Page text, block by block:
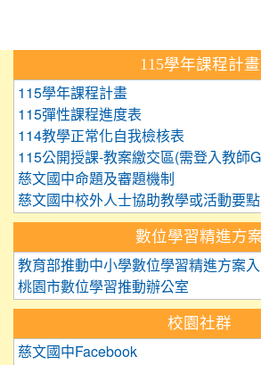
115學年課程計畫
115學年課程計畫
115彈性課程進度表
114教學正常化自我檢核表
115公開授課-教案繳交區(需登入教師
慈文國中命題及審題機制
慈文國中校外人士協助教學或活動要點
數位學習精進方
教育部推動中小學數位學習精進方案
桃園市數位學習推動辦公室
校園社群
慈文國中Facebook